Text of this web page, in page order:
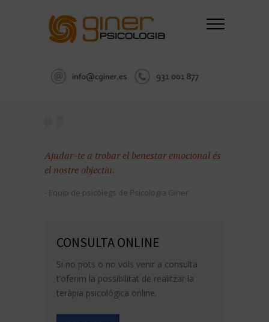
Ajudar-te a trobar el benestar emocional és
el nostre objectiu.
- Equip de psicòlegs de Psicologia Giner
CONSULTA ONLINE
Si no pots o no vols venir a consulta
t’oferim la possibilitat de realitzar la
teràpia psicológica online.